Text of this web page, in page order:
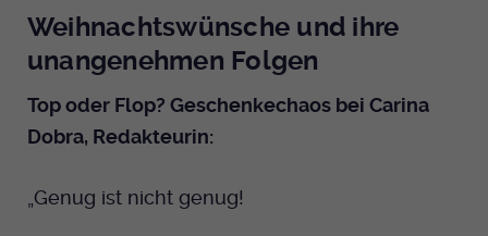
Weihnachtswünsche und ihre
unangenehmen Folgen
Top oder Flop? Geschenkechaos bei Carina
Dobra, Redakteurin:
„Genug ist nicht genug!